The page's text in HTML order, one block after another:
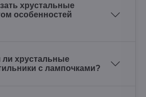
хрустальные
особенностей
ли хрустальные
с лампочками?